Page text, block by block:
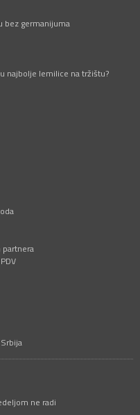
bez germanijuma
najbolje lemilice na tržištu?
ne radi